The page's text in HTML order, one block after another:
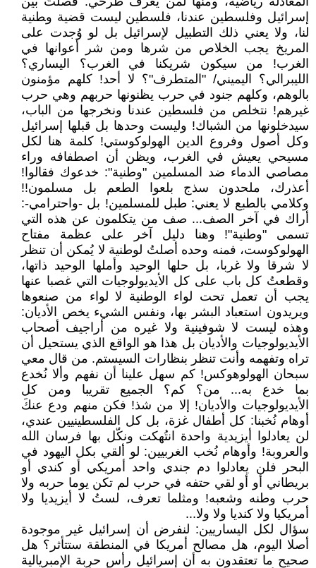
إسرائيل وفلسطين عندنا، فلسطين ليست قضية و‍‍طنية
لنا، ولا يعني ذلك التطبيل لإسرائيل بل لو وُجدت على
المريخ يجب الخلاص من شرها ومن شر أعوانها في
الغرب! من سيكون شريكنا في الغرب؟ اليساري؟
الليبرالي؟ اليميني/ "المتطرف"؟ لا أحد! كلهم مؤمنون
بالوهم، وكلهم جنود في حرب يظنونها حربهم وهي حرب
غيرهم! نتخلص من فلسطين عندنا ونخرجها من الباب،
سيدخلونها من الشباك! وليست وحدها بل قبلها إسرائيل
وكل أصول وفروع الدين الهولوكوستي! كلمة هنا لكل
مسيحي يعيش في الغرب، ويظن أن اصطفافه وراء
مصاصي الدماء ضد المسلمين "وطنية": خدعوك فقالوا!
أعذرك، ملحدون سذج بلعوا الطعم بل مسلمون!!
وكلامي بالطبع لا يعني: طبل للمسلمين! بل -واحترامي-:
أراك في آخر الصف... صف من يتكلمون عن هذه التي
تسمى "وطنية"! وهنا دليل آخر على عظمة مفتاح
الهولوكوست، فمنه وحده أصلتُ لوطنية لا يُمكن أن تنظر
لا شرقا ولا غربا، بل حلها الوحيد وأملها الوحيد ذاتها،
وقطعتُ كل باب على كل الأيديولوجيات التي غصبا عنها
يجب أن تعمل تحت لواء الوطنية لا لواء من صنعوها
ويريدون استعباد البشر بها، ونفس الشيء يخص الأديان:
وهذه ليست لا شوفينية ولا غيره من أراجيف أصحاب
الأيديولوجيات والأديان بل هذا هو الواقع الذي يستحيل أن
تراه وتفهمه وأنت تنظر بنظارات السيستم. من قال معي
سبحان الهولوهوكس! كم سهل علينا أن نفهم وألا نُخدع
بما خدع به... من؟ كم؟ الجميع تقريبا ومن كل
الأيديولوجيات والأديان! إلا من شذ! فكن منهم ودع عنكَ
أوهام نُخبنا: كل أطفال غزة، بل كل الفلسطينيين عندي،
لن يعادلوا أيزيدية واحدة انتُهكت ونكّل بها فرسان الله
والعروبة! وأوهام نُخب الغربيين: لو ألقي بكل اليهود في
البحر فلن يعادلوا دم جندي واحد أمريكي أو كندي أو
بريطاني أو أو لقي حتفه في حرب لم تكن يوما حربه ولا
حرب وطنه وشعبه! ومثلما تعرف، لستُ لا أيزيديا ولا
أمريكيا ولا كنديا ولا ولا...
سؤال لكل اليساريين: لنفرض أن إسرائيل غير موجودة
أصلا اليوم، هل مصالح أمريكا في المنطقة ستتأثر؟ هل
صحيح ما تعتقدون به أن إسرائيل رأس حربة الإمبريالية